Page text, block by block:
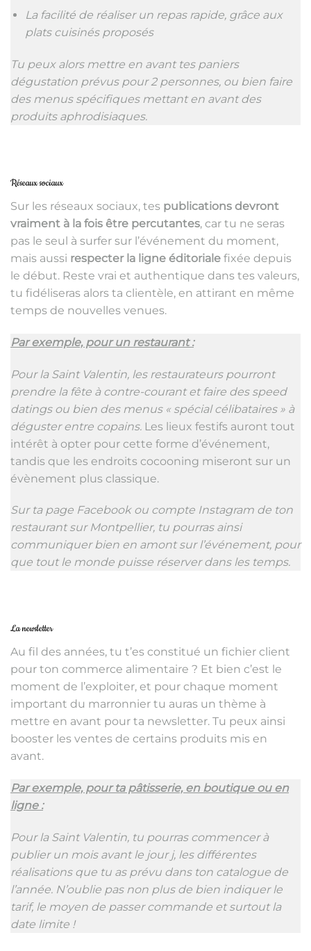
La facilité de réaliser un repas rapide, grâce aux
plats cuisinés proposés
Tu peux alors mettre en avant tes paniers
dégustation prévus pour 2 personnes, ou bien faire
des menus spécifiques mettant en avant des
produits aphrodisiaques.
Réseaux sociaux
Sur les réseaux sociaux, tes publications devront
vraiment à la fois être percutantes, car tu ne seras
pas le seul à surfer sur l’événement du moment,
mais aussi respecter la ligne éditoriale fixée depuis
le début. Reste vrai et authentique dans tes valeurs,
tu fidéliseras alors ta clientèle, en attirant en même
temps de nouvelles venues.
Par exemple, pour un restaurant :
Pour la Saint Valentin, les restaurateurs pourront
prendre la fête à contre-courant et faire des speed
datings ou bien des menus « spécial célibataires » à
déguster entre copains. Les lieux festifs auront tout
intérêt à opter pour cette forme d’événement,
tandis que les endroits cocooning miseront sur un
évènement plus classique.
Sur ta page Facebook ou compte Instagram de ton
restaurant sur Montpellier, tu pourras ainsi
communiquer bien en amont sur l’événement, pour
que tout le monde puisse réserver dans les temps.
La newsletter
Au fil des années, tu t’es constitué un fichier client
pour ton commerce alimentaire ? Et bien c’est le
moment de l’exploiter, et pour chaque moment
important du marronnier tu auras un thème à
mettre en avant pour ta newsletter. Tu peux ainsi
booster les ventes de certains produits mis en
avant.
Par exemple, pour ta pâtisserie, en boutique ou en
ligne :
Pour la Saint Valentin, tu pourras commencer à
publier un mois avant le jour j, les différentes
réalisations que tu as prévu dans ton catalogue de
l’année. N’oublie pas non plus de bien indiquer le
tarif, le moyen de passer commande et surtout la
date limite !